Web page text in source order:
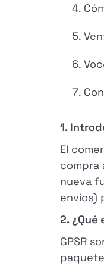
1.
El
compra
nueva
envíos)
2. ¿Qué
GPSR